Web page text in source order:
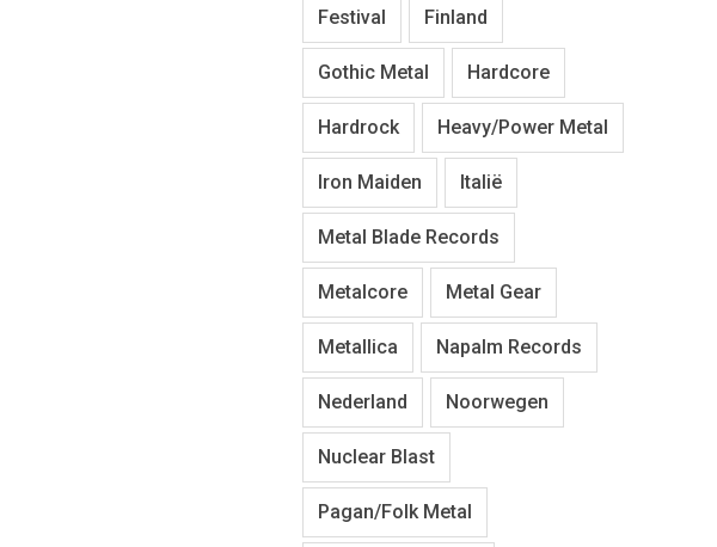
Festival Finland
Gothic Metal Hardcore
Hardrock Heavy/Power Metal
Iron Maiden Italië
Metal Blade Records
Metalcore Metal Gear
Metallica Napalm Records
Nederland Noorwegen
Nuclear Blast
Pagan/Folk Metal